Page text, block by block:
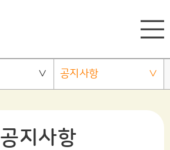
공지사항
공지사항